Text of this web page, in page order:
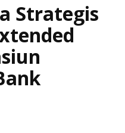
Strategis